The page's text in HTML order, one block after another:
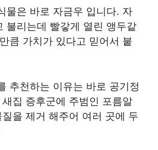
물은 바로 자금우 입니다. 자
불리는데 빨갛게 열린 앵두같
큼 가치가 있다고 믿어서 붙
추천하는 이유는 바로 공기정
집 증후군에 주범인 포름알
을 제거 해주어 여러 곳에 두